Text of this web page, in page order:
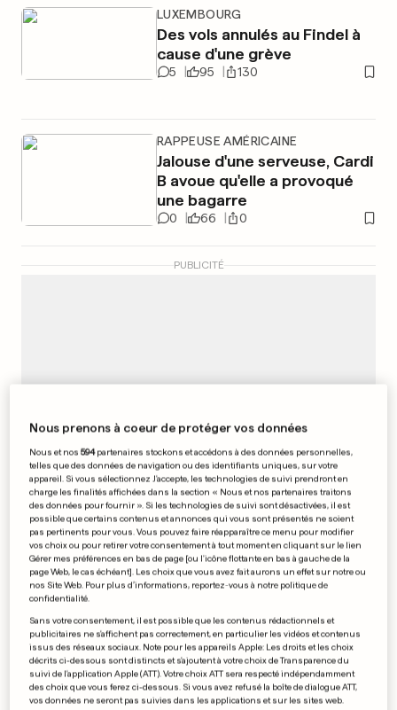
LUXEMBOURG
Des vols annulés au Findel à
cause d'une grève
5 95 130
RAPPEUSE AMÉRICAINE
Jalouse d'une serveuse, Cardi
B avoue qu'elle a provoqué
une bagarre
0 66 0
PUBLICITÉ
AFFAIRE EN SLOVÉNIE
Il pense incinérer son père,
mais c'est un autre patient
2 45 9
AU LUXEMBOURG
Le port du burkini est toléré
dans les piscines
Nous prenons à coeur de protéger vos données
Nous et nos594partenaires stockons et accédons à des données personnelles,
telles que des données de navigation ou des identifiants uniques, sur votre
appareil. Si vous sélectionnez J'accepte, les technologies de suivi prendront en
charge les finalités affichées dans la section « Nous et nos partenaires traitons
des données pour fournir ». Si les technologies de suivi sont désactivées, il est
possible que certains contenus et annonces qui vous sont présentés ne soient
pas pertinents pour vous. Vous pouvez faire réapparaître ce menu pour modifier
vos choix ou pour retirer votre consentement à tout moment en cliquant sur le lien
Gérer mes préférences en bas de page [ou l'icône flottante en bas à gauche de la
page Web, le cas échéant]. Les choix que vous avez fait aurons un effet sur notre ou
nos Site Web. Pour plus d’informations, reportez-vous à notre politique de
confidentialité.
Sans votre consentement, il est possible que les contenus rédactionnels et
publicitaires ne s'affichent pas correctement, en particulier les vidéos et contenus
issus des réseaux sociaux. Note pour les appareils Apple: Les droits et les choix
décrits ci-dessous sont distincts et s'ajoutent à votre choix de Transparence du
suivi de l'application Apple (ATT). Votre choix ATT sera respecté indépendamment
des choix que vous ferez ci-dessous. Si vous avez refusé la boîte de dialogue ATT,
vos données ne seront pas suivies dans les applications et sur les sites web.